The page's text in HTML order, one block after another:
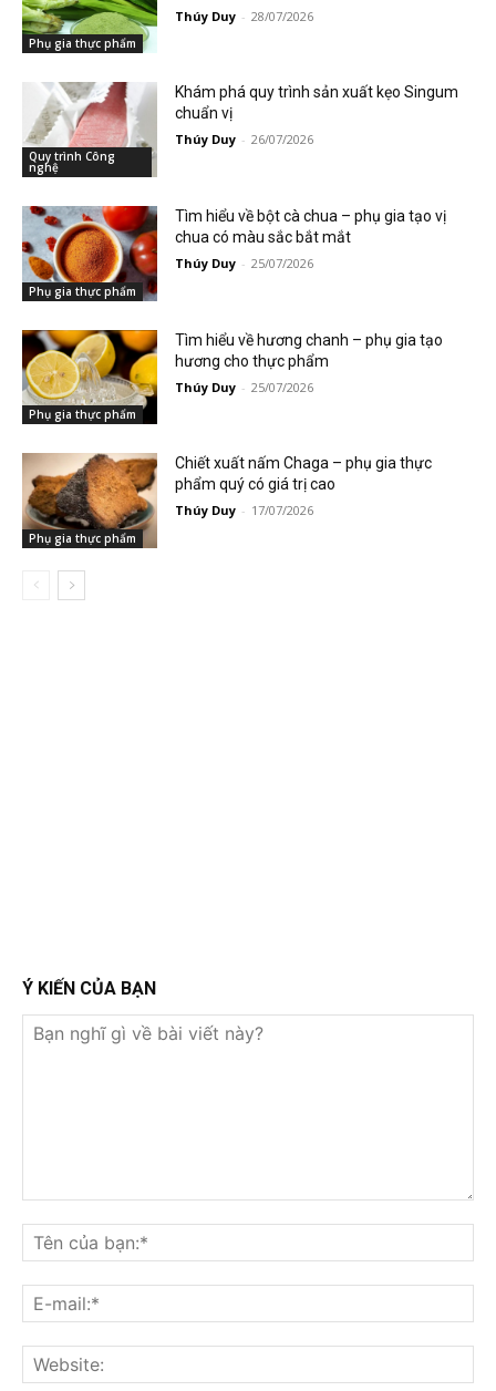
Phụ gia thực phẩm
Thúy Duy - 28/07/2026
Quy trình Công
nghệ
Khám phá quy trình sản xuất kẹo Singum
chuẩn vị
Thúy Duy - 26/07/2026
Phụ gia thực phẩm
Tìm hiểu về bột cà chua – phụ gia tạo vị
chua có màu sắc bắt mắt
Thúy Duy - 25/07/2026
Phụ gia thực phẩm
Tìm hiểu về hương chanh – phụ gia tạo
hương cho thực phẩm
Thúy Duy - 25/07/2026
Phụ gia thực phẩm
Chiết xuất nấm Chaga – phụ gia thực
phẩm quý có giá trị cao
Thúy Duy - 17/07/2026
Ý KIẾN CỦA BẠN
nghĩ
gì
về
bài
viết
này?